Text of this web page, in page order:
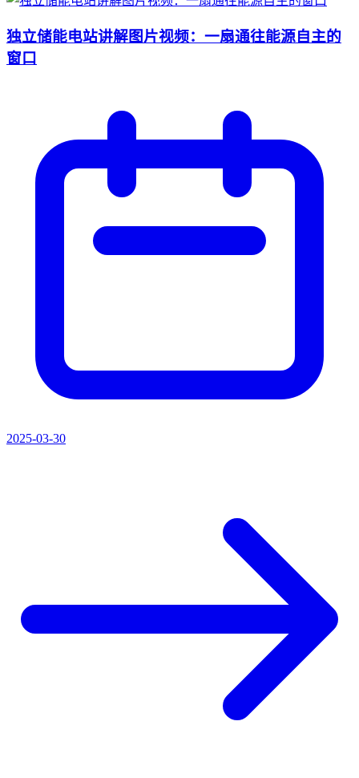
独立储能电站讲解图片视频：一扇通往能源自主的
窗口
2025-03-30